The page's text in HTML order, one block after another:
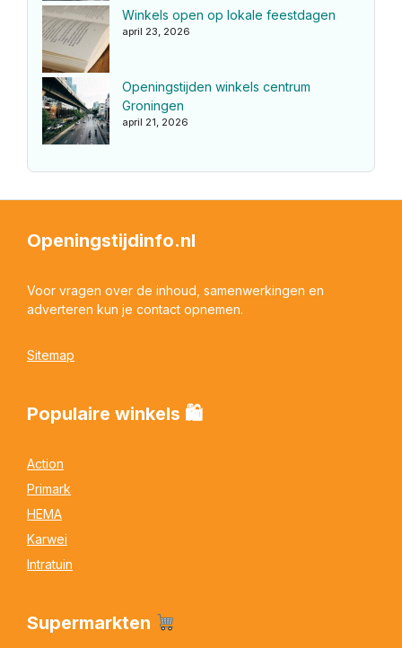
Winkels open op lokale feestdagen
april 23, 2026
Openingstijden winkels centrum
Groningen
april 21, 2026
Openingstijdinfo.nl
Voor vragen over de inhoud, samenwerkingen en
adverteren kun je contact opnemen.
Sitemap
Populaire winkels 🛍
Action
Primark
HEMA
Karwei
Intratuin
Supermarkten